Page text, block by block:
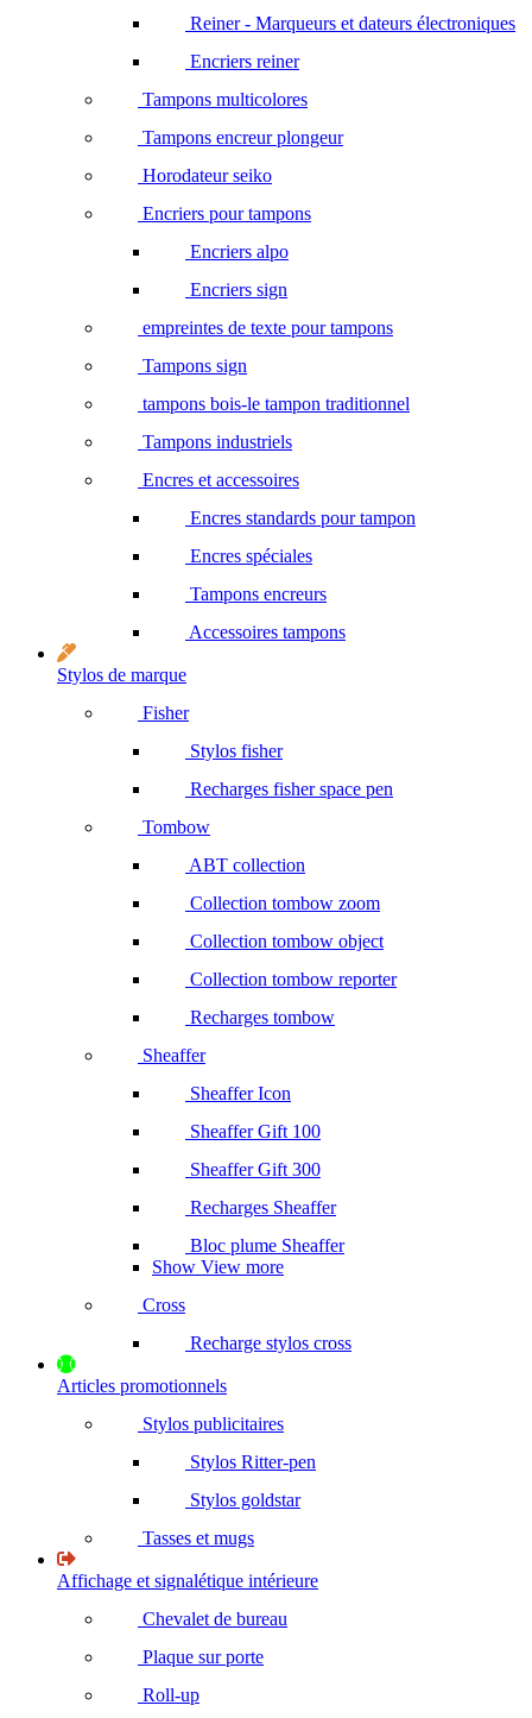
Reiner - Marqueurs et dateurs électroniques
Encriers reiner
Tampons multicolores
Tampons encreur plongeur
Horodateur seiko
Encriers pour tampons
Encriers alpo
Encriers sign
empreintes de texte pour tampons
Tampons sign
tampons bois-le tampon traditionnel
Tampons industriels
Encres et accessoires
Encres standards pour tampon
Encres spéciales
Tampons encreurs
Accessoires tampons
Stylos de marque
Fisher
Stylos fisher
Recharges fisher space pen
Tombow
ABT collection
Collection tombow zoom
Collection tombow object
Collection tombow reporter
Recharges tombow
Sheaffer
Sheaffer Icon
Sheaffer Gift 100
Sheaffer Gift 300
Recharges Sheaffer
Bloc plume Sheaffer
Show View more
Cross
Recharge stylos cross
Articles promotionnels
Stylos publicitaires
Stylos Ritter-pen
Stylos goldstar
Tasses et mugs
Affichage et signalétique intérieure
Chevalet de bureau
Plaque sur porte
Roll-up